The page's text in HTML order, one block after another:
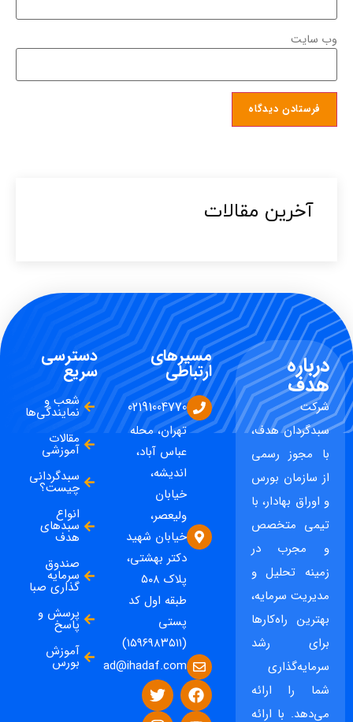
وب‌ سایت
آخرین مقالات​
درباره
هدف
شرکت
سبدگردان هدف،
با مجوز رسمی
از سازمان بورس
و اوراق بهادار، با
تیمی متخصص
و مجرب در
زمینه تحلیل و
مدیریت سرمایه،
بهترین راه‌کارها
برای رشد
سرمایه‌گذاری
شما را ارائه
می‌دهد. با ارائه
مسیرهای
ارتباطی
02191004770
تهران، محله
عباس آباد،
اندیشه،
خیابان
ولیعصر،
خیابان شهید
دکتر بهشتی،
پلاک ۵۰۸
طبقه اول کد
پستی
(۱۵۹۶۹۸۳۵۱۱)
ad@ihadaf.com
دسترسی
سریع
شعب و
نمایندگی‌ها
مقالات
آموزشی
سبدگردانی
چیست؟
انواع
سبدهای
هدف
صندوق
سرمایه
گذاری صبا
پرسش و
پاسخ
آموزش
بورس